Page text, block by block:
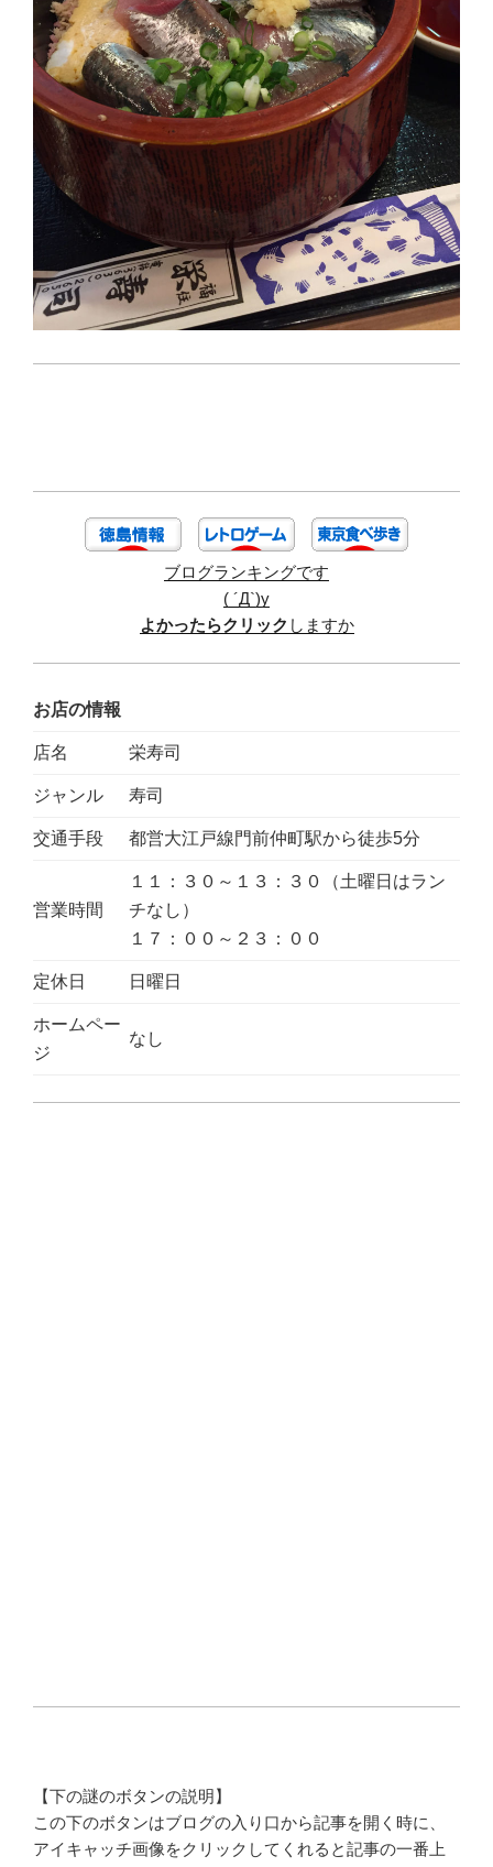
ブログランキングです
( ´Д`)y
よかったらクリック しますか
お店の情報
店名 栄寿司
ジャンル 寿司
交通手段 都営大江戸線門前仲町駅から徒歩5分
営業時間
１１：３０～１３：３０（土曜日はラン
チなし）
１７：００～２３：００
定休日 日曜日
ホームペー
ジ
なし
【下の謎のボタンの説明】
この下のボタンはブログの入り口から記事を開く時に、
アイキャッチ画像をクリックしてくれると記事の一番上